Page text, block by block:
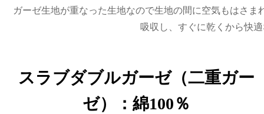
ガーゼ生地が重なった生地なので生地の間に空気もはさ
吸収し、すぐに乾くから快
スラブダブルガーゼ（二重ガー
ゼ）：綿100％